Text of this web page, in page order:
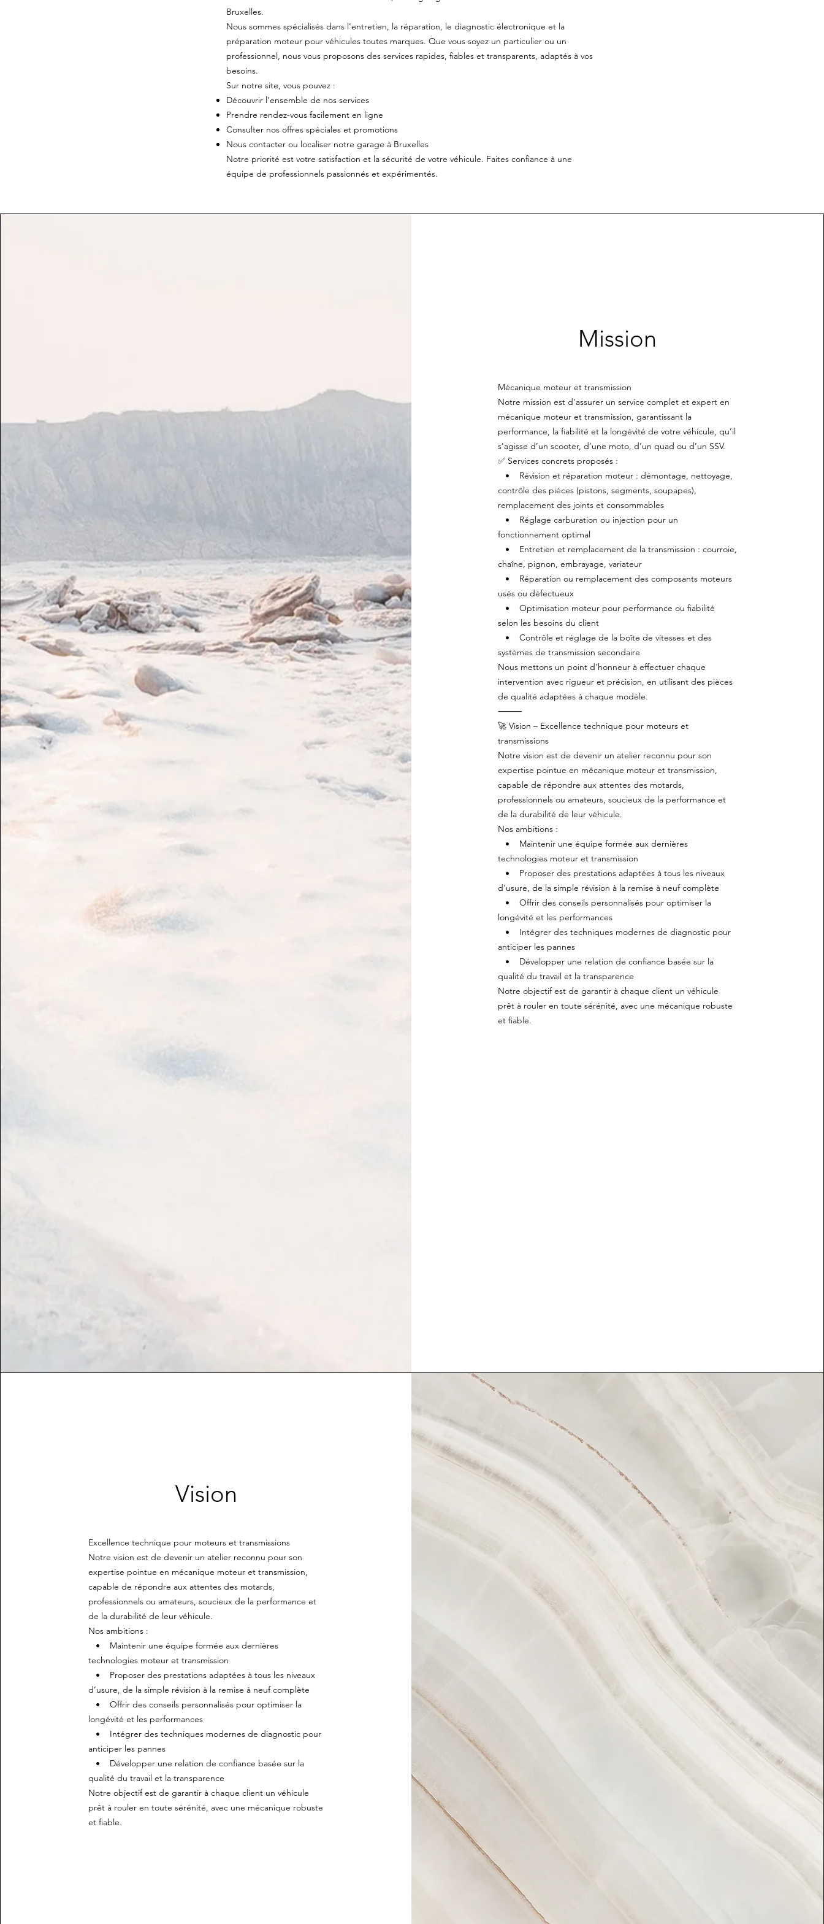
Bruxelles.
Nous sommes spécialisés dans l’entretien, la réparation, le diagnostic électronique et la
préparation moteur pour véhicules toutes marques. Que vous soyez un particulier ou un
professionnel, nous vous proposons des services rapides, fiables et transparents, adaptés à vos
besoins.
Sur notre site, vous pouvez :
Découvrir l’ensemble de nos services
Prendre rendez-vous facilement en ligne
Consulter nos offres spéciales et promotions
Nous contacter ou localiser notre garage à Bruxelles
Notre priorité est votre satisfaction et la sécurité de votre véhicule. Faites confiance à une
équipe de professionnels passionnés et expérimentés.
Mission
Mécanique moteur et transmission
Notre mission est d’assurer un service complet et expert en
mécanique moteur et transmission, garantissant la
performance, la fiabilité et la longévité de votre véhicule, qu’il
s’agisse d’un scooter, d’une moto, d’un quad ou d’un SSV.
✅ Services concrets proposés :
• Révision et réparation moteur : démontage, nettoyage,
contrôle des pièces (pistons, segments, soupapes),
remplacement des joints et consommables
• Réglage carburation ou injection pour un
fonctionnement optimal
• Entretien et remplacement de la transmission : courroie,
chaîne, pignon, embrayage, variateur
• Réparation ou remplacement des composants moteurs
usés ou défectueux
• Optimisation moteur pour performance ou fiabilité
selon les besoins du client
• Contrôle et réglage de la boîte de vitesses et des
systèmes de transmission secondaire
Nous mettons un point d’honneur à effectuer chaque
intervention avec rigueur et précision, en utilisant des pièces
de qualité adaptées à chaque modèle.
⸻
🚀 Vision – Excellence technique pour moteurs et
transmissions
Notre vision est de devenir un atelier reconnu pour son
expertise pointue en mécanique moteur et transmission,
capable de répondre aux attentes des motards,
professionnels ou amateurs, soucieux de la performance et
de la durabilité de leur véhicule.
Nos ambitions :
• Maintenir une équipe formée aux dernières
technologies moteur et transmission
• Proposer des prestations adaptées à tous les niveaux
d’usure, de la simple révision à la remise à neuf complète
• Offrir des conseils personnalisés pour optimiser la
longévité et les performances
• Intégrer des techniques modernes de diagnostic pour
anticiper les pannes
• Développer une relation de confiance basée sur la
qualité du travail et la transparence
Notre objectif est de garantir à chaque client un véhicule
prêt à rouler en toute sérénité, avec une mécanique robuste
et fiable.
Vision
Excellence technique pour moteurs et transmissions
Notre vision est de devenir un atelier reconnu pour son
expertise pointue en mécanique moteur et transmission,
capable de répondre aux attentes des motards,
professionnels ou amateurs, soucieux de la performance et
de la durabilité de leur véhicule.
Nos ambitions :
• Maintenir une équipe formée aux dernières
technologies moteur et transmission
• Proposer des prestations adaptées à tous les niveaux
d’usure, de la simple révision à la remise à neuf complète
• Offrir des conseils personnalisés pour optimiser la
longévité et les performances
• Intégrer des techniques modernes de diagnostic pour
anticiper les pannes
• Développer une relation de confiance basée sur la
qualité du travail et la transparence
Notre objectif est de garantir à chaque client un véhicule
prêt à rouler en toute sérénité, avec une mécanique robuste
et fiable.